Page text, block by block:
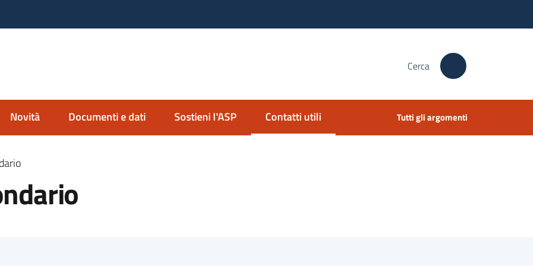
Cerca
Novità Documenti e dati Sostieni l'ASP Contatti utili
Menu selezionato Tutti gli argomenti